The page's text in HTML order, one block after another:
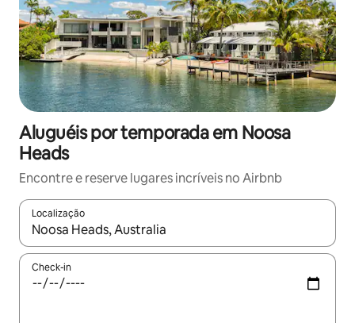
Aluguéis por temporada em Noosa
Heads
Encontre e reserve lugares incríveis no Airbnb
Localização
Quando os resultados estiverem disponíveis, explore-os
Check-in